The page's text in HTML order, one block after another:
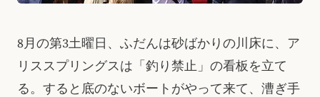
8月の第3土曜日、ふだんは砂ばかりの川床に、ア
リススプリングスは「釣り禁止」の看板を立て
る。すると底のないボートがやって来て、漕ぎ手